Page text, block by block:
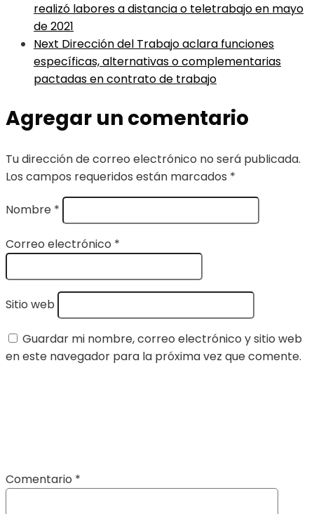
realizó labores a distancia o teletrabajo en mayo
de 2021
Next Dirección del Trabajo aclara funciones
específicas, alternativas o complementarias
pactadas en contrato de trabajo
Agregar un comentario
Tu dirección de correo electrónico no será publicada.
Los campos requeridos están marcados *
Nombre *
Correo electrónico *
Sitio web
Guardar mi nombre, correo electrónico y sitio web
en este navegador para la próxima vez que comente.
Comentario *